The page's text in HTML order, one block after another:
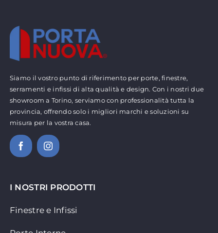
Siamo il vostro punto di riferimento per porte, finestre,
serramenti e infissi di alta qualità e design. Con i nostri due
showroom a Torino, serviamo con professionalità tutta la
provincia, offrendo solo i migliori marchi e soluzioni su
misura per la vostra casa.
I NOSTRI PRODOTTI
Finestre e Infissi